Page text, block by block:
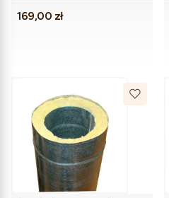
Cena
169,00 zł